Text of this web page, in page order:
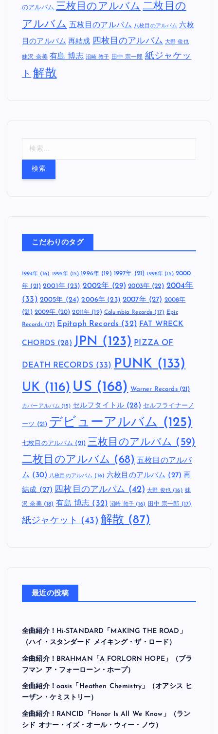
のアルバム 三枚目のアルバム 二枚目の
アルバム 五枚目のアルバム 八枚目のアルバム 六枚
目のアルバム 再結成 四枚目のアルバム 大野 俊也
妹沢 奈美 有島 博志 沼崎 敦子 田中 宗一郎 紙ジャケッ
ト 解散
こだわりのタグ
1994年(16) 1995年 (15) 1996年(19) 1997年 (21) 1998年 (15) 2000
年 (21) 2001年(23) 2002年 (29) 2003年 (22) 2004年
(33) 2005年 (24) 2006年 (23) 2007年(27) 2008年
(21) 2009年 (20) 2011年 (19) Columbia Records (17) Epic
Records (17) Epitaph Records (32) FAT WRECK
CHORDS (28) JPN (123) PIZZA OF
DEATH RECORDS (33) PUNK (133)
UK (116) US (168) Warner Records(21)
カバーアルバム (15) セルフタイトル(28) セルフライナーノ
ーツ (21) デビューアルバム (125)
七枚目のアルバム (21) 三枚目のアルバム (59)
二枚目のアルバム (68) 五枚目のアルバ
ム (30) 八枚目のアルバム (16) 六枚目のアルバム (27) 再
結成 (27) 四枚目のアルバム (42) 大野 俊也(16) 妹
沢 奈美(18) 有島 博志 (32) 沼崎 敦子(16) 田中 宗一郎 (17)
紙ジャケット (43) 解散 (87)
最近の投稿
全曲紹介！Hi-STANDARD「MAKING THE ROAD」
（ハイ・スタンダード メイキング・ザ・ロード）
全曲紹介！BRAHMAN「A FORLORN HOPE」（ブラ
フマン ア・フォーローン・ホープ）
全曲紹介！oasis「Heathen Chemistry」（オアシス ヒ
ーザン・ケミストリー）
全曲紹介！RANCID「Honor Is All We Know」（ラン
シド オナー・イズ・オール・ウィー・ノウ）